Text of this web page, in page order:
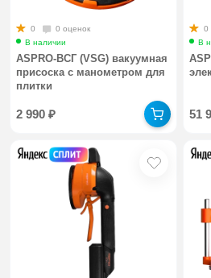
0
0 оценок
В наличии
ASPRO-ВСГ (VSG) вакуумная
присоска с манометром для
плитки
2 990₽
0
В
51